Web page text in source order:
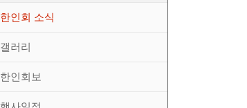
한인회 소식
갤러리
한인회보